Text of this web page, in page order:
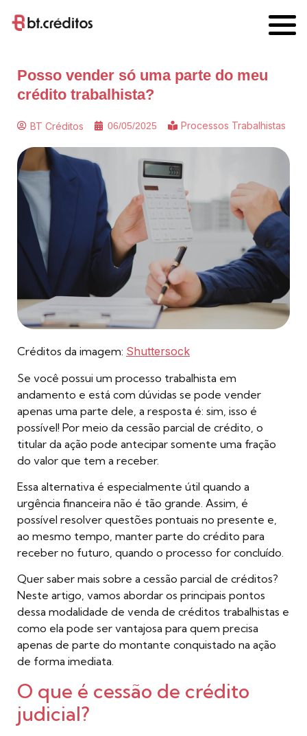
Posso vender só uma parte do meu
crédito trabalhista?
BT Créditos 06/05/2025 Processos Trabalhistas
Créditos da imagem: Shuttersock
Se você possui um processo trabalhista em
andamento e está com dúvidas se pode vender
apenas uma parte dele, a resposta é: sim, isso é
possível! Por meio da cessão parcial de crédito, o
titular da ação pode antecipar somente uma fração
do valor que tem a receber.
Essa alternativa é especialmente útil quando a
urgência financeira não é tão grande. Assim, é
possível resolver questões pontuais no presente e,
ao mesmo tempo, manter parte do crédito para
receber no futuro, quando o processo for concluído.
Quer saber mais sobre a cessão parcial de créditos?
Neste artigo, vamos abordar os principais pontos
dessa modalidade de venda de créditos trabalhistas e
como ela pode ser vantajosa para quem precisa
apenas de parte do montante conquistado na ação
de forma imediata.
O que é cessão de crédito
judicial?